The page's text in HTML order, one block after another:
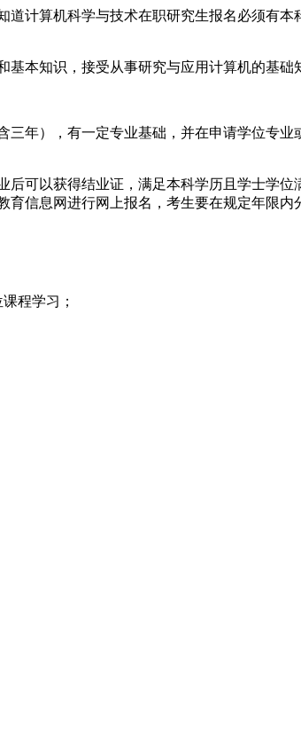
计算机科学与技术在职研究生报名必须有本
知识，接受从事研究与应用计算机的基础
），有一定专业基础，并在申请学位专业
以获得结业证，满足本科学历且学士学位
信息网进行网上报名，考生要在规定年限
程学习；